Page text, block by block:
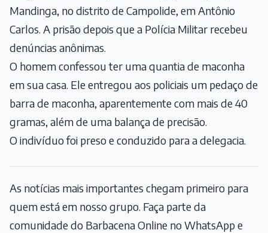
Mandinga, no distrito de Campolide, em Antônio
Carlos. A prisão depois que a Polícia Militar recebeu
denúncias anônimas.
O homem confessou ter uma quantia de maconha
em sua casa. Ele entregou aos policiais um pedaço de
barra de maconha, aparentemente com mais de 40
gramas, além de uma balança de precisão.
O indivíduo foi preso e conduzido para a delegacia.
As notícias mais importantes chegam primeiro para
quem está em nosso grupo. Faça parte da
comunidade do Barbacena Online no WhatsApp e